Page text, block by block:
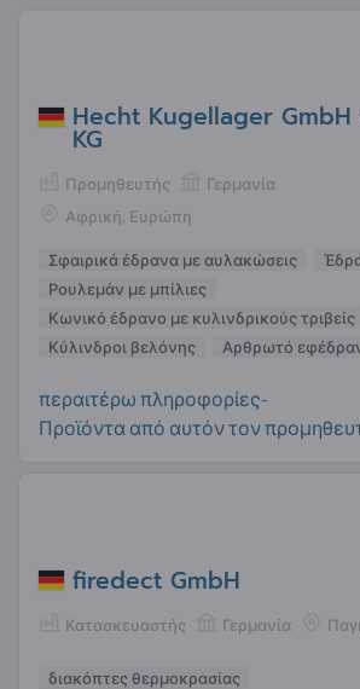
Hecht Kugellager
KG
Προμηθευτής
Γερμανία
Αφρική, Ευρώπη
Σφαιρικά έδρανα με αυλακώσεις
Ρουλεμάν με μπίλιες
Κωνικό έδρανο με κυλινδρικούς τριβείς
Κύλινδροι βελόνης
Αρθρωτό
περαιτέρω πληροφορίες-
Προϊόντα από αυτόν τον
firedect GmbH
Κατασκευαστής Γερμανία
διακόπτες θερμοκρασίας